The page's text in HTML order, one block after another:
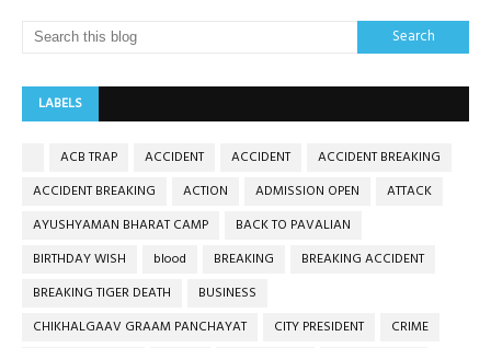
LABELS
ACB TRAP ACCIDENT ACCIDENT
ACCIDENT BREAKING
ACCIDENT BREAKING
ACTION ADMISSION OPEN
ATTACK
AYUSHYAMAN BHARAT CAMP
BACK TO PAVALIAN
BIRTHDAY WISH
blood BREAKING
BREAKING ACCIDENT
BREAKING TIGER DEATH
BUSINESS
CHIKHALGAAV GRAAM PANCHAYAT
CITY PRESIDENT
CRIME